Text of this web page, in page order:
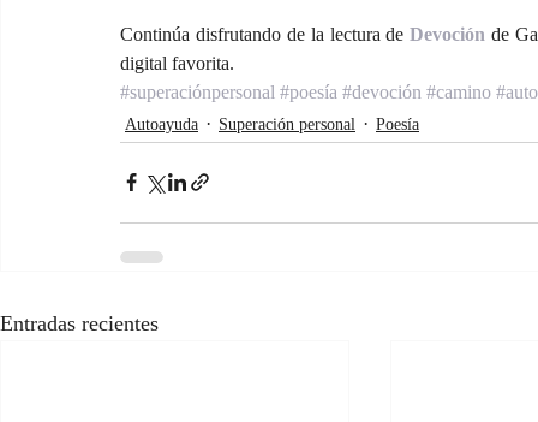
Continúa disfrutando de la lectura de Devoción de
digital favorita.
#superaciónpersonal #poesía #devoción #camino
Autoayuda Superación personal Poesía
Entradas recientes